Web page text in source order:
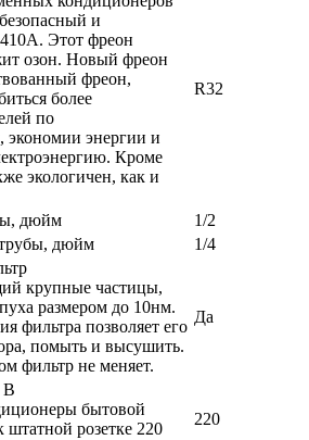
и
Этот фреон
озон. Новый фреон
фреон,
более
по
экономии энергии и
Кроме
экологичен, как и
R32
дюйм
1/2
дюйм
1/4
крупные частицы,
размером до 10нм.
фильтра позволяет его
помыть и высушить.
фильтр не меняет.
Да
В
бытовой
розетке 220
220